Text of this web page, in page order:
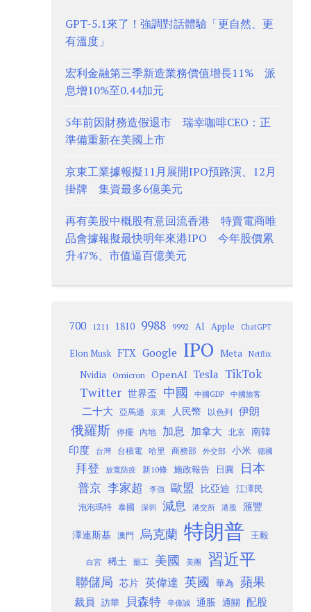
GPT-5.1來了！強調對話體驗「更自然、更
有溫度」
宏利金融第三季新造業務價值增長11% 派
息增10%至0.44加元
5年前因財務造假退市 瑞幸咖啡CEO：正
準備重新在美國上市
京東工業據報擬11月展開IPO預路演、12月
掛牌 集資最多6億美元
再有美股中概股有意回流香港 特賣電商唯
品會據報擬最快明年來港IPO 今年股價累
升47%、市值逼百億美元
700 1211 1810 9988 9992 AI Apple ChatGPT
Elon Musk FTX Google IPO Meta Netflix
Nvidia Omicron OpenAI Tesla TikTok
Twitter 世界盃 中國 中國GDP 中國旅客
二十大 亞馬遜 京東 人民幣 以色列 伊朗
俄羅斯 停擺 內地 加息 加拿大 北京
南韓
印度
台灣 台積電 哈里 商務部 外交部 小米 德國
拜登 放寬防疫 新10條 施政報告 日圓 日本
普京 李家超 李強 歐盟 比亞迪 江澤民
泡泡瑪特 泰國 深圳 減息 港交所 港股 滙豐
澤連斯基 澳門 烏克蘭 特朗普 王毅
白宮 稀土 罷工 美國 美團 習近平
聯儲局 芯片 英偉達 英國 華為 蘋果
裁員 訪華 貝森特 辛偉誠 通脹 通關 配股